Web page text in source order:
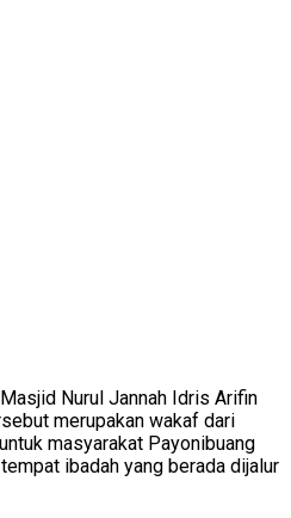
Nurul Jannah Idris Arifin
merupakan wakaf dari
masyarakat Payonibuang
ibadah yang berada dijalur